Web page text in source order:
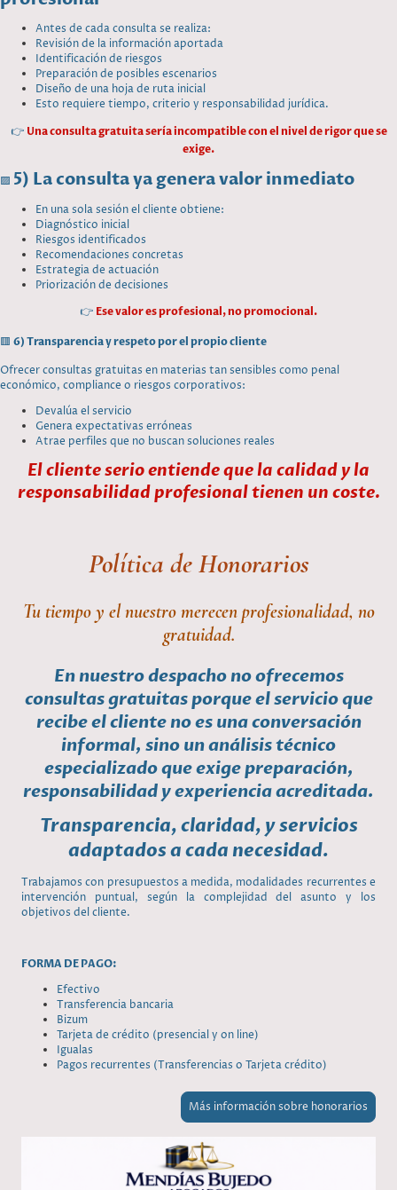
Política de Honorarios
Tu tiempo y el nuestro merecen profesionalidad, no
gratuidad.
En nuestro despacho no ofrecemos
consultas gratuitas porque el servicio que
recibe el cliente no es una conversación
informal, sino un análisis técnico
especializado que exige preparación,
responsabilidad y experiencia acreditada.
Transparencia, claridad, y servicios
adaptados a cada necesidad.
Trabajamos con presupuestos a medida, modalidades recurrentes e
intervención puntual, según la complejidad del asunto y los
objetivos del cliente.
FORMA DE PAGO:
Efectivo
Transferencia bancaria
Bizum
Tarjeta de crédito (presencial y on line)
Igualas
Pagos recurrentes (Transferencias o Tarjeta crédito)
Más información sobre honorarios
Antes de cada consulta se realiza:
Revisión de la información aportada
Identificación de riesgos
Preparación de posibles escenarios
Diseño de una hoja de ruta inicial
Esto requiere tiempo, criterio y responsabilidad jurídica.
👉 Una consulta gratuita sería incompatible con el nivel de rigor que se
exige.
🟪 5) La consulta ya genera valor inmediato
En una sola sesión el cliente obtiene:
Diagnóstico inicial
Riesgos identificados
Recomendaciones concretas
Estrategia de actuación
Priorización de decisiones
👉 Ese valor es profesional, no promocional.
🟥 6) Transparencia y respeto por el propio cliente
Ofrecer consultas gratuitas en materias tan sensibles como penal
económico, compliance o riesgos corporativos:
Devalúa el servicio
Genera expectativas erróneas
Atrae perfiles que no buscan soluciones reales
El cliente serio entiende que la calidad y la
responsabilidad profesional tienen un coste.